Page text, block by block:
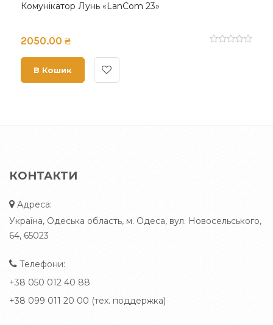
Комунікатор Лунь «LanCom 23»
2050.00 ₴
В Кошик
КОНТАКТИ
Адреса:
Україна, Одеська область, м. Одеса, вул. Новосельського,
64, 65023
Телефони:
+38 050 012 40 88
+38 099 011 20 00 (тех. поддержка)